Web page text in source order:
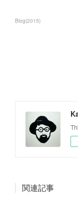
Blog(2015)
関連記事